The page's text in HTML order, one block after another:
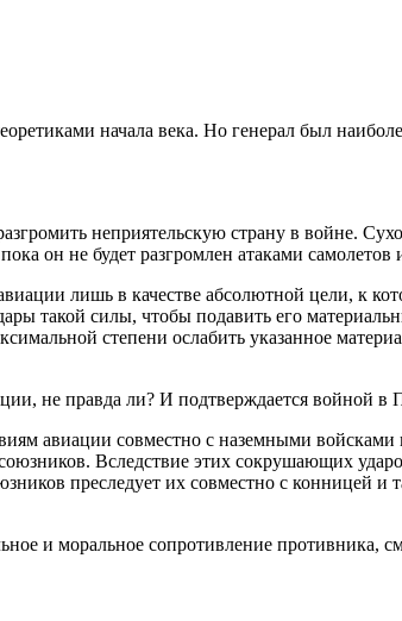
начала века. Но генерал был
неприятельскую страну в войне.
он не будет разгромлен атаками самолетов
лишь в качестве абсолютной цели, к
такой силы, чтобы подавить его
степени ослабить указанное
не правда ли? И подтверждается войной в
авиации совместно с наземными
Вследствие этих сокрушающих
преследует их совместно с конницей
и моральное сопротивление противника,